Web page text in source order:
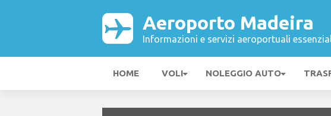
Aeroporto Madeira
Informazioni e servizi aeroportuali
HOME VOLI NOLEGGIO AUTO